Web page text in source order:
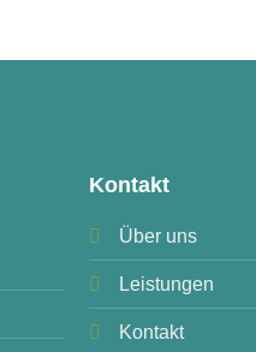
Kontakt
Über uns
Leistungen
Kontakt